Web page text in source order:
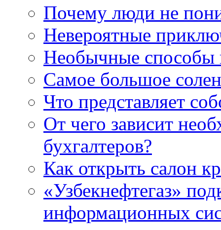
Почему люди не
Невероятные
Необычные способы
Самое большое
Что представляет
От чего зависит
бухгалтеров?
Как открыть салон
«Узбекнефтегаз»
информационных